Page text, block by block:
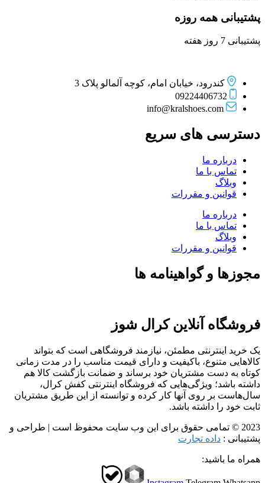
پشتیبانی همه روزه
پشتیبانی 7 روز هفته
کندرود، خیابان امام، کوچه آلمالو پلاک 3
09224406732
info@kralshoes.com
دسترسی های سریع
درباره ما
تماس با ما
وبلاگ
قوانین و مقررات
درباره ما
تماس با ما
وبلاگ
قوانین و مقررات
مجوزها و گواهینامه ها
فروشگاه آنلاین کرال شوز
یک خرید اینترنتی مطمئن، نیازمند فروشگاهی است که بتواند
کالاهایی متنوع، باکیفیت و دارای قیمت مناسب را در مدت زمانی
کوتاه به دست مشتریان خود برساند و ضمانت بازگشت کالا هم
داشته باشد؛ ویژگی‌هایی که فروشگاه اینترنتی کفش کرال،
سال‌هاست بر روی آنها کار کرده و توانسته از این طریق مشتریان
ثابت خود را داشته باشد.
2023 © تمامی حقوق برای این وب سایت محفوظ است | طراحی و
پشتیبانی : داده تجارت
همراه ما باشید: